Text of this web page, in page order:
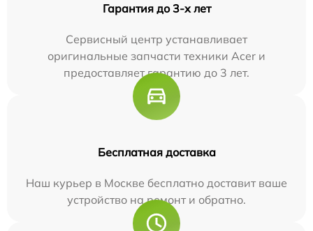
Гарантия до 3-х лет
Сервисный центр устанавливает
оригинальные запчасти техники Acer и
предоставляет гарантию до 3 лет.
Бесплатная доставка
Наш курьер в Москве бесплатно доставит ваше
устройство на ремонт и обратно.